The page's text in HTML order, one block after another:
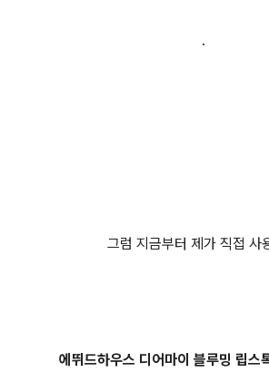
.
그럼 지금부터 제가 직접 사
에뛰드하우스 디어마이 블루밍 립스